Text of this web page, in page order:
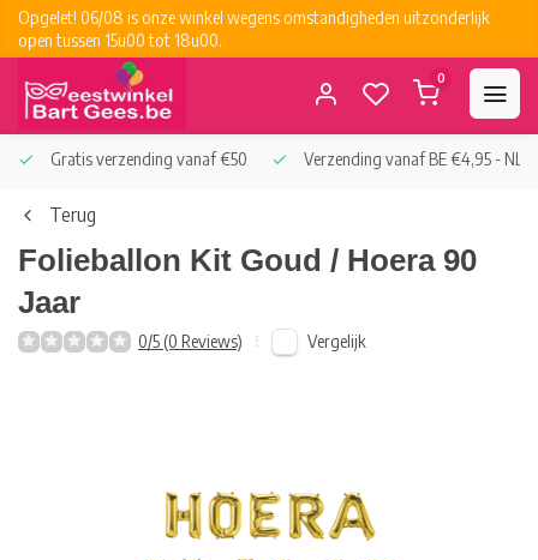
Opgelet! 06/08 is onze winkel wegens omstandigheden uitzonderlijk
open tussen 15u00 tot 18u00.
0
Gratis verzending vanaf €50 Verzending vanaf BE €4,95 - NL
Terug
Folieballon Kit Goud / Hoera 90
Jaar
0/5 (0 Reviews) Vergelijk